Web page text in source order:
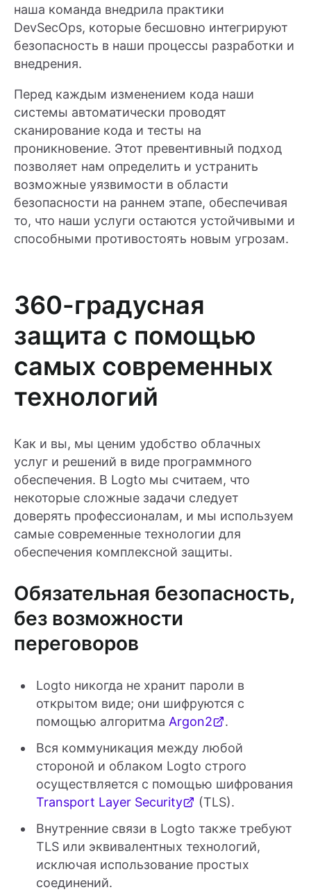
наша команда внедрила практики
DevSecOps, которые бесшовно интегрируют
безопасность в наши процессы разработки и
внедрения.
Перед каждым изменением кода наши
системы автоматически проводят
сканирование кода и тесты на
проникновение. Этот превентивный подход
позволяет нам определить и устранить
возможные уязвимости в области
безопасности на раннем этапе, обеспечивая
то, что наши услуги остаются устойчивыми и
способными противостоять новым угрозам.
360-градусная
защита с помощью
самых современных
технологий
Как и вы, мы ценим удобство облачных
услуг и решений в виде программного
обеспечения. В Logto мы считаем, что
некоторые сложные задачи следует
доверять профессионалам, и мы используем
самые современные технологии для
обеспечения комплексной защиты.
Обязательная безопасность,
без возможности
переговоров
Logto никогда не хранит пароли в
открытом виде; они шифруются с
помощью алгоритма Argon2
.
Вся коммуникация между любой
стороной и облаком Logto строго
осуществляется с помощью шифрования
Transport Layer Security
(TLS).
Внутренние связи в Logto также требуют
TLS или эквивалентных технологий,
исключая использование простых
соединений.